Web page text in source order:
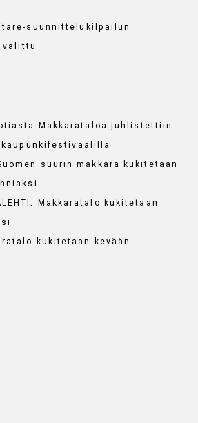
suunnittelukilpailun
Makkarataloa juhlistettiin
suurin makkara kukitetaan
Makkaratalo kukitetaan
kukitetaan kevään